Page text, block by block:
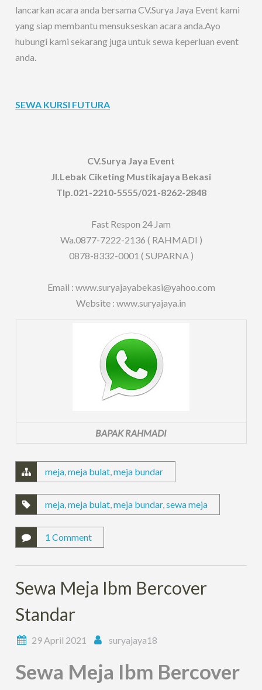
lancarkan acara anda bersama CV.Surya Jaya Event kami
yang siap membantu mensukseskan acara anda.Ayo
hubungi kami sekarang juga untuk sewa keperluan event
anda.
SEWA KURSI FUTURA
CV.Surya Jaya Event
Jl.Lebak Ciketing Mustikajaya Bekasi
Tlp.021-2210-5555/021-8262-2848
Fast Respon 24 Jam
Wa.0877-7222-2136 ( RAHMADI )
0878-8332-0001 ( SUPARNA )
Email : www.suryajayabekasi@yahoo.com
Website : www.suryajaya.in
BAPAK RAHMADI
meja,meja bulat,meja bundar
meja,meja bulat,meja bundar,sewa meja
1 Comment
Sewa Meja Ibm Bercover
Standar
29 April 2021 suryajaya18
Sewa Meja Ibm Bercover